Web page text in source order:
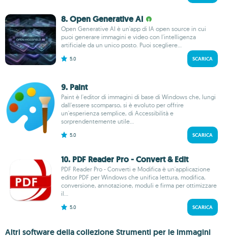
8. Open Generative AI
Open Generative AI è un'app di IA open source in cui
puoi generare immagini e video con l'intelligenza
artificiale da un unico posto. Puoi scegliere...
5.0 SCARICA
9. Paint
Paint è l'editor di immagini di base di Windows che, lungi
dall'essere scomparso, si è evoluto per offrire
un'esperienza semplice, di Accessibilità e
sorprendentemente utile...
5.0 SCARICA
10. PDF Reader Pro - Convert & Edit
PDF Reader Pro - Converti e Modifica è un'applicazione
editor PDF per Windows che unifica lettura, modifica,
conversione, annotazione, moduli e firma per ottimizzare
il...
5.0 SCARICA
Altri software della collezione Strumenti per le immagini